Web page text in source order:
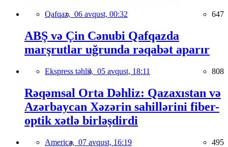
Qafqaz, 06 avqust, 00:32 647
ABŞ və Çin Cənubi Qafqazda
marşrutlar uğrunda rəqabət aparır
Ekspress təhlil, 05 avqust, 18:11 808
Rəqəmsal Orta Dəhliz: Qazaxıstan və
Azərbaycan Xəzərin sahillərini fiber-
optik xətlə birləşdirdi
America, 07 avqust, 16:19 495